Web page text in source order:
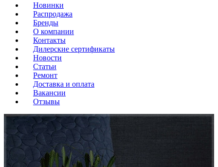
Новинки
Распродажа
Бренды
О компании
Контакты
Дилерские сертификаты
Новости
Статьи
Ремонт
Доставка и оплата
Вакансии
Отзывы